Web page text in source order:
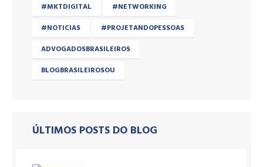
#MKTDIGITAL
#NETWORKING
#NOTICIAS
#PROJETANDOPESSOAS
ADVOGADOSBRASILEIROS
BLOGBRASILEIROSOU
ÚLTIMOS POSTS DO BLOG